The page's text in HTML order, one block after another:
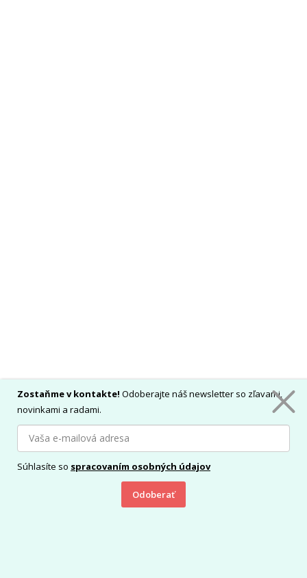
Zostaňme v kontakte! Odoberajte náš newsletter so zľavami,
novinkami a radami.
Súhlasíte so spracovaním osobných údajov
Odoberať